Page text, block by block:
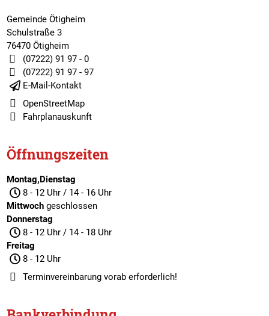
Gemeinde Ötigheim
Schulstraße 3
76470 Ötigheim
(07222) 91 97 - 0
(07222) 91 97 - 97
E-Mail-Kontakt
OpenStreetMap
Fahrplanauskunft
Öffnungszeiten
Montag,Dienstag
8 - 12 Uhr / 14 - 16 Uhr
Mittwochgeschlossen
Donnerstag
8 - 12 Uhr / 14 - 18 Uhr
Freitag
8 - 12 Uhr
Terminvereinbarungvorab erforderlich!